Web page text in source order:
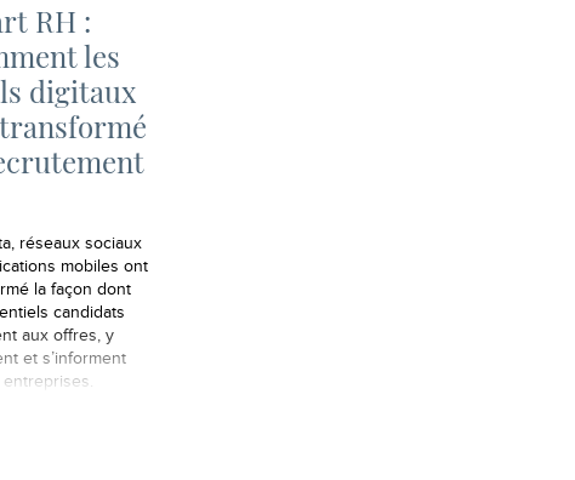
RH :
les
digitaux
réseaux sociaux
mobiles ont
la façon dont
candidats
aux offres, y
et s’informent